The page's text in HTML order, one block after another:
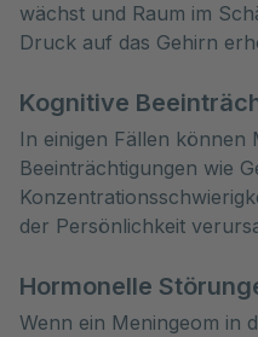
wächst und Raum im
Druck auf das Gehirn
Kognitive
In einigen Fällen können
Beeinträchtigungen wie
der Persönlichkeit
Hormonelle
Wenn ein Meningeom in